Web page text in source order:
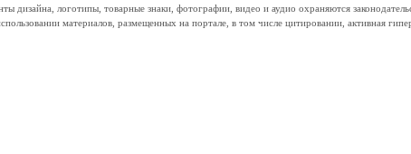
дизайна, логотипы, товарные знаки, фотографии, видео и аудио охраняются
материалов, размещенных на портале, в том числе цитировании, активная